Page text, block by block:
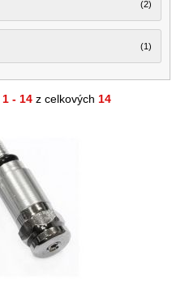
(2)
(1)
1 - 14 z celkových 14